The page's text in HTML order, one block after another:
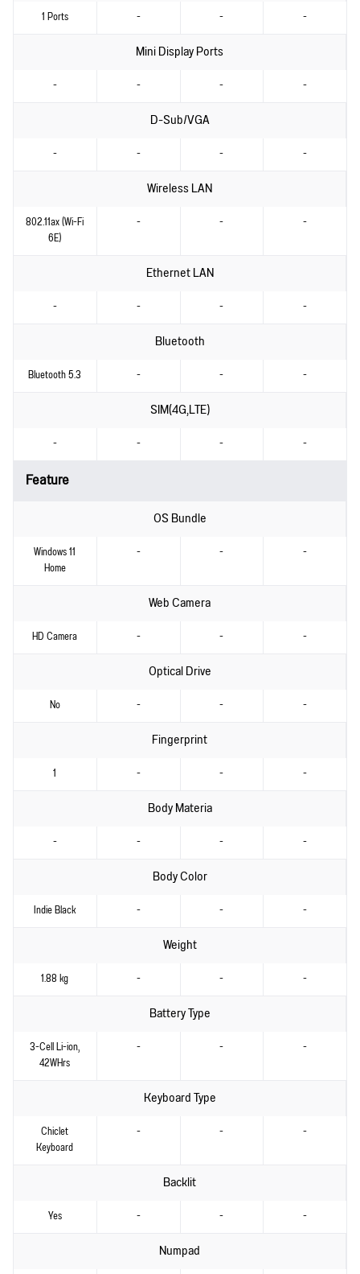
1 Ports - - -
Mini Display Ports
- - - -
D-Sub/VGA
- - - -
Wireless LAN
802.11ax (Wi-Fi
6E)
- - -
Ethernet LAN
- - - -
Bluetooth
Bluetooth 5.3 - - -
SIM(4G,LTE)
- - - -
Feature
OS Bundle
Windows 11
Home
- - -
Web Camera
HD Camera - - -
Optical Drive
No - - -
Fingerprint
1 - - -
Body Materia
- - - -
Body Color
Indie Black - - -
Weight
1.88 kg - - -
Battery Type
3-Cell Li-ion,
42WHrs
- - -
Keyboard Type
Chiclet
Keyboard
- - -
Backlit
Yes - - -
Numpad